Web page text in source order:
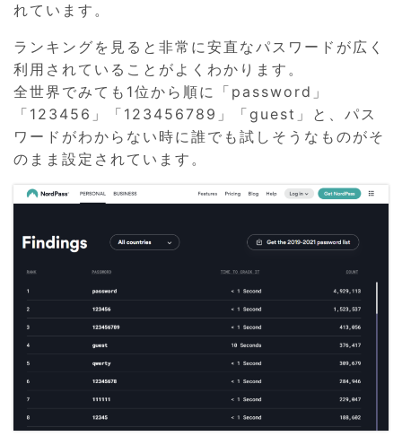
れています。
ランキングを見ると非常に安直なパスワードが広く
利用されていることがよくわかります。
全世界でみても1位から順に「password」
「123456」「123456789」「guest」と、パス
ワードがわからない時に誰でも試しそうなものがそ
のまま設定されています。